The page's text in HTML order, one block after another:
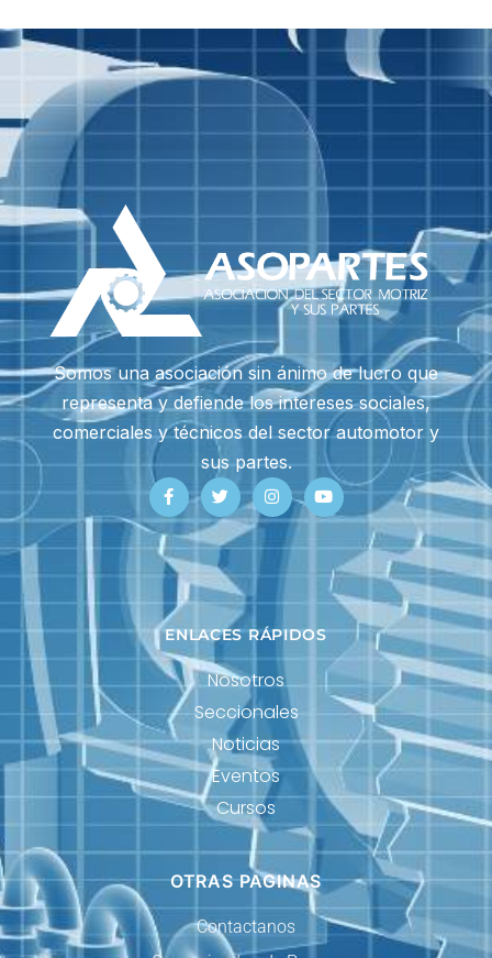
Somos una asociación sin ánimo de lucro que
representa y defiende los intereses sociales,
comerciales y técnicos del sector automotor y
sus partes.
ENLACES RÁPIDOS
Nosotros
Seccionales
Noticias
Eventos
Cursos
OTRAS PAGINAS
Contactanos